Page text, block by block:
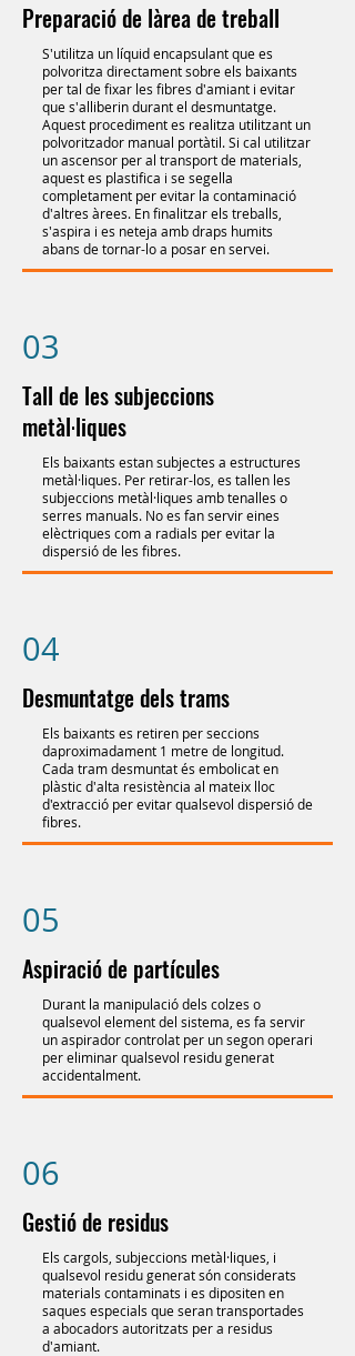
Preparació de làrea de treball
S'utilitza un líquid encapsulant que es
polvoritza directament sobre els baixants
per tal de fixar les fibres d'amiant i evitar
que s'alliberin durant el desmuntatge.
Aquest procediment es realitza utilitzant un
polvoritzador manual portàtil. Si cal utilitzar
un ascensor per al transport de materials,
aquest es plastifica i se segella
completament per evitar la contaminació
d'altres àrees. En finalitzar els treballs,
s'aspira i es neteja amb draps humits
abans de tornar-lo a posar en servei.
03
Tall de les subjeccions
metàl·liques
Els baixants estan subjectes a estructures
metàl·liques. Per retirar-los, es tallen les
subjeccions metàl·liques amb tenalles o
serres manuals. No es fan servir eines
elèctriques com a radials per evitar la
dispersió de les fibres.
04
Desmuntatge dels trams
Els baixants es retiren per seccions
daproximadament 1 metre de longitud.
Cada tram desmuntat és embolicat en
plàstic d'alta resistència al mateix lloc
d'extracció per evitar qualsevol dispersió de
fibres.
05
Aspiració de partícules
Durant la manipulació dels colzes o
qualsevol element del sistema, es fa servir
un aspirador controlat per un segon operari
per eliminar qualsevol residu generat
accidentalment.
06
Gestió de residus
Els cargols, subjeccions metàl·liques, i
qualsevol residu generat són considerats
materials contaminats i es dipositen en
saques especials que seran transportades
a abocadors autoritzats per a residus
d'amiant.